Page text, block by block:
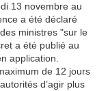
13 novembre au
a été déclaré
ministres "sur le
a été publié au
application.
de 12 jours
d’agir plus